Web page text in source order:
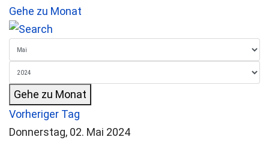
Gehe zu Monat
Gehe zu Monat
Vorheriger Tag
Donnerstag, 02. Mai 2024